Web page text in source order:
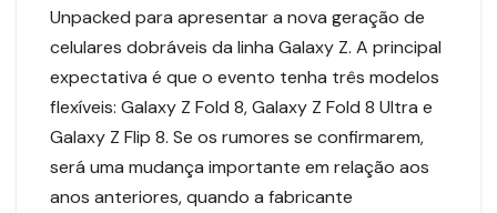
Unpacked para apresentar a nova geração de
celulares dobráveis da linha Galaxy Z. A principal
expectativa é que o evento tenha três modelos
flexíveis: Galaxy Z Fold 8, Galaxy Z Fold 8 Ultra e
Galaxy Z Flip 8. Se os rumores se confirmarem,
será uma mudança importante em relação aos
anos anteriores, quando a fabricante